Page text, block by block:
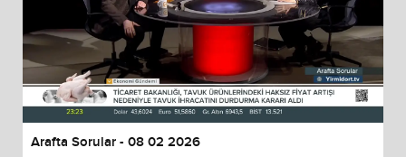
Arafta Sorular - 08 02 2026